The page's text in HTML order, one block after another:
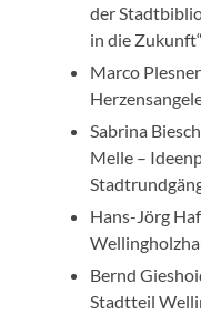
der
in die Zukunft“
Marco
Sabrina
Melle –
Hans-Jörg
Bernd
Stadtteil